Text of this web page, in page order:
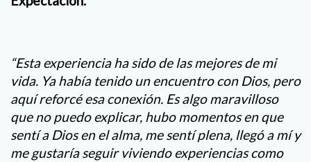
“Esta experiencia ha sido de las mejores de mi
vida. Ya había tenido un encuentro con Dios, pero
aquí reforcé esa conexión. Es algo maravilloso
que no puedo explicar, hubo momentos en que
sentí a Dios en el alma, me sentí plena, llegó a mí y
me gustaría seguir viviendo experiencias como